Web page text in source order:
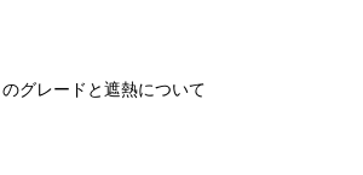
グレードと遮熱について